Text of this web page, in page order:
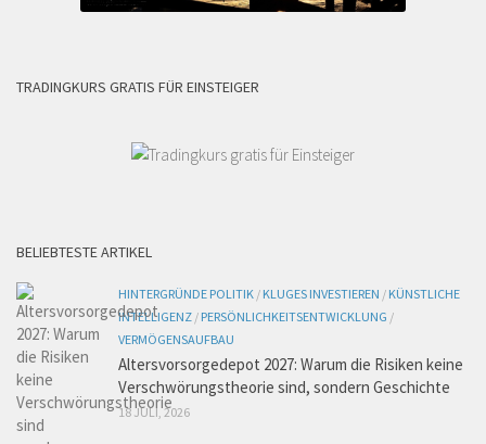
TRADINGKURS GRATIS FÜR EINSTEIGER
BELIEBTESTE ARTIKEL
HINTERGRÜNDE POLITIK / KLUGES INVESTIEREN / KÜNSTLICHE
INTELLIGENZ / PERSÖNLICHKEITSENTWICKLUNG /
VERMÖGENSAUFBAU
Altersvorsorgedepot 2027: Warum die Risiken keine
Verschwörungstheorie sind, sondern Geschichte
18 JULI, 2026